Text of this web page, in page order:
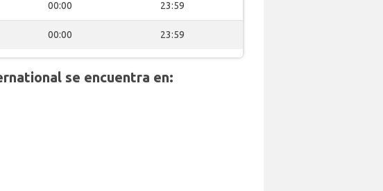
00:00 23:59
00:00 23:59
se encuentra en: